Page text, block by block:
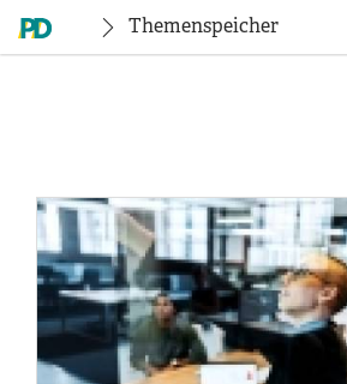
Themenspeicher